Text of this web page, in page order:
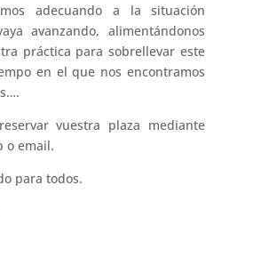
adecuando a la situación
avanzando, alimentándonos
práctica para sobrellevar este
en el que nos encontramos
vuestra plaza mediante
o email.
para todos.